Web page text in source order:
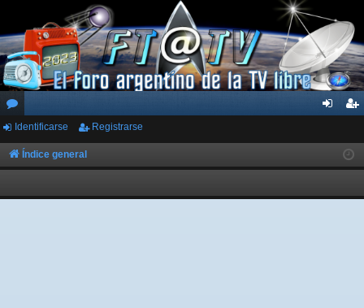
or
os
ar
ist
rs
Identificarse Registrarse
Índice general